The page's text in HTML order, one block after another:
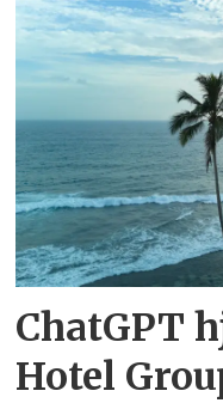
ChatGPT
Hotel